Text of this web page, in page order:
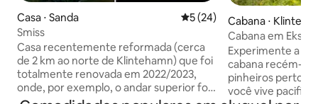
Casa ⋅ Sanda 5 de uma avaliação média
5 (24)
Smiss
Casa recentemente reformada (cerca
de 2 km ao norte de Klintehamn) que foi
totalmente renovada em 2022/2023,
onde, por exemplo, o andar superior foi
isolado, um banheiro totalmente novo
Cabana ⋅
Cabana em Eksta
Experimente a
cabana recém-
pinheiros perto
você vive